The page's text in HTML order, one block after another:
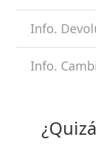
Info.
Info.